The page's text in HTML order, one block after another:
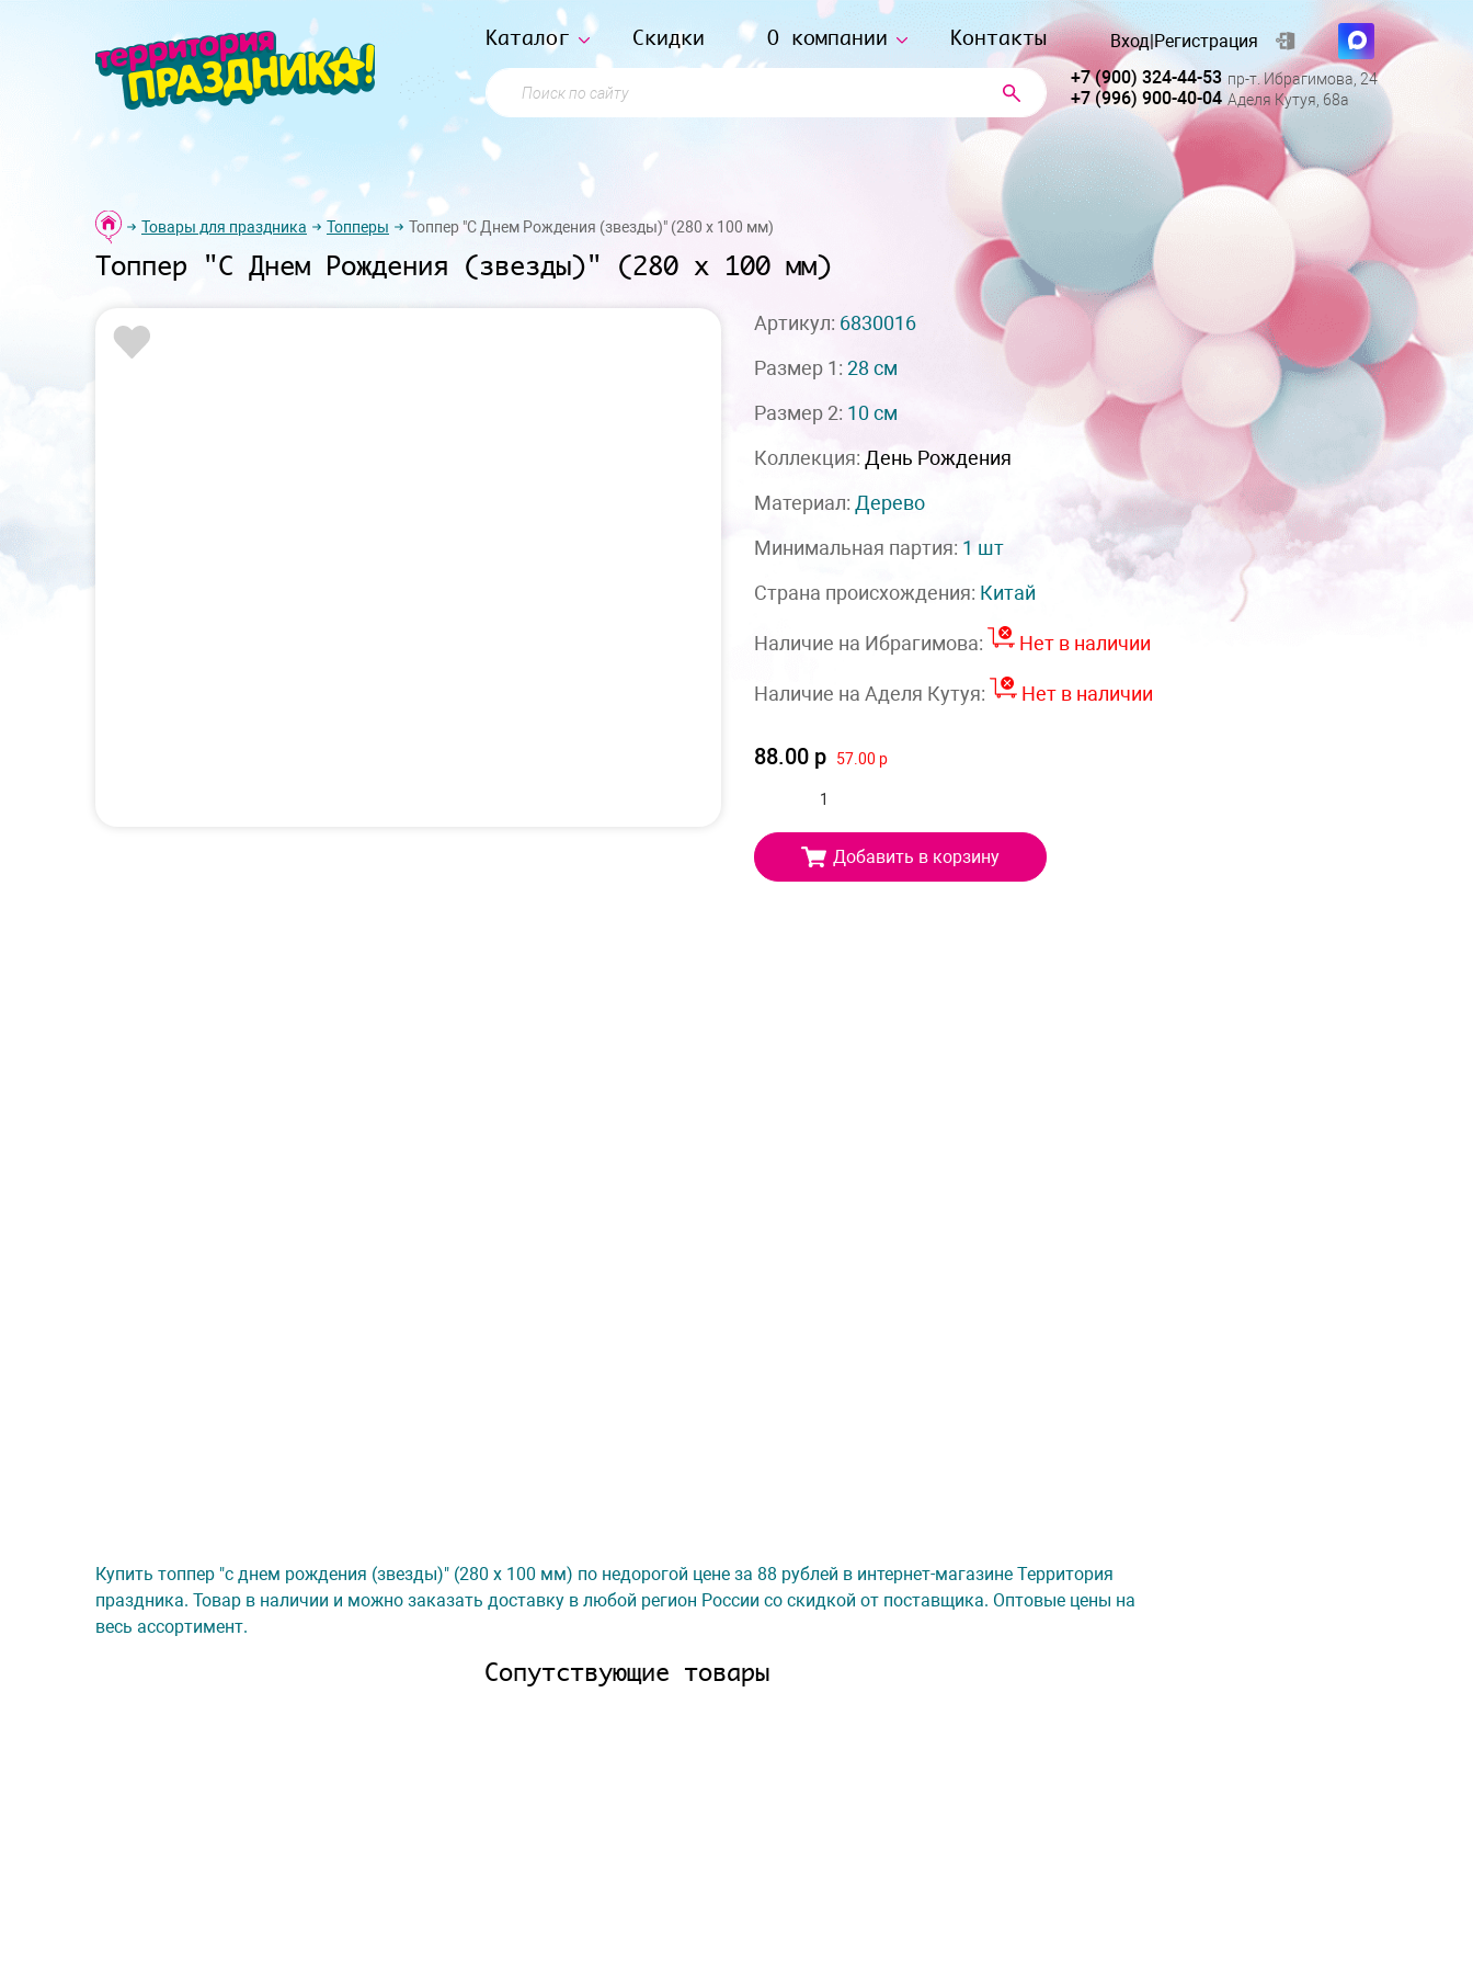
Каталог Скидки О компании Контакты
Поиск по сайту
Вход|Регистрация
+7 (900) 324-44-53 пр-т. Ибрагимова, 24
+7 (996) 900-40-04 Аделя Кутуя, 68а
Товары для праздника Топперы Топпер "С Днем Рождения (звезды)" (280 х 100 мм)
Топпер "С Днем Рождения (звезды)" (280 х 100 мм)
Артикул: 6830016
Размер 1: 28 см
Размер 2: 10 см
Коллекция: День Рождения
Материал: Дерево
Минимальная партия: 1 шт
Страна происхождения: Китай
Наличие на Ибрагимова: Нет в наличии
Наличие на Аделя Кутуя: Нет в наличии
88.00 р 57.00 р
Добавить в корзину
Купить топпер "с днем рождения (звезды)" (280 х 100 мм) по недорогой цене за 88 рублей в интернет-магазине Территория
праздника. Товар в наличии и можно заказать доставку в любой регион России со скидкой от поставщика. Оптовые цены на
весь ассортимент.
Сопутствующие товары